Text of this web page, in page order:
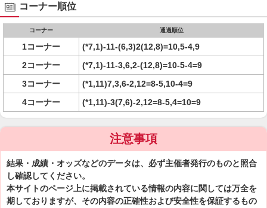
コーナー順位
コーナー 通過順位
1コーナー
(*7,1)-11-(6,3)2(12,8)=10,5-4,9
2コーナー
(*7,1)-11-3,6,2-(12,8)=10-5-4=9
3コーナー
(*1,11)7,3,6-2,12=8-5,10-4=9
4コーナー
(*1,11)-3(7,6)-2,12=8-5,4=10=9
注意事項
結果・成績・オッズなどのデータは、必ず主催者発行のものと照合
し確認してください。
本サイトのページ上に掲載されている情報の内容に関しては万全を
期しておりますが、その内容の正確性および安全性を保証するもの